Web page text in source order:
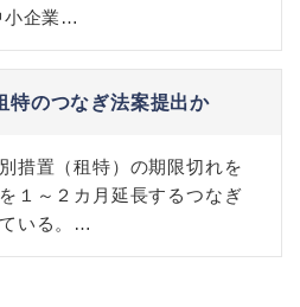
小企業…
特のつなぎ法案提出か
措置（租特）の期限切れを
１～２カ月延長するつなぎ
いる。…